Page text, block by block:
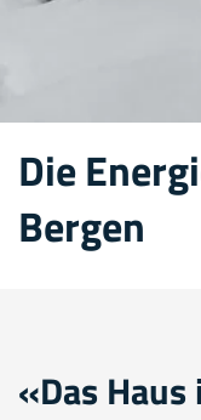
Die
Bergen
«Das